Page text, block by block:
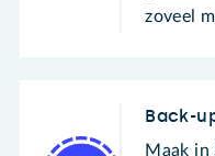
zoveel
Back-
Maak in